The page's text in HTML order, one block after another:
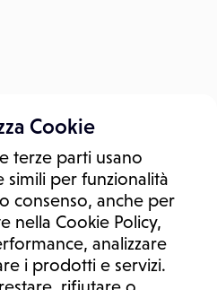
Cookie
terze parti usano
per funzionalità
consenso, anche per
nella Cookie Policy,
analizzare
i prodotti e servizi.
sito non sono un consulto